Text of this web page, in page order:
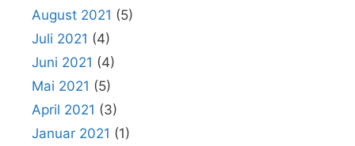
August 2021 (5)
Juli 2021 (4)
Juni 2021 (4)
Mai 2021 (5)
April 2021 (3)
Januar 2021 (1)